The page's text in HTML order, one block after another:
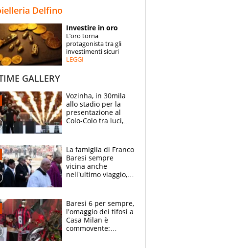
ESPERTI
CONTATTI
Delfino
Investire in oro
L’oro torna
protagonista tra gli
investimenti sicuri
LEGGI
GALLERY
Vozinha, in 30mila
allo stadio per la
presentazione al
Colo-Colo tra luci,
La famiglia di Franco
Baresi sempre
vicina anche
nell'ultimo viaggio,
circondati
dall'affetto dei tifosi
Baresi 6 per sempre,
l'omaggio dei tifosi a
Casa Milan è
commovente: